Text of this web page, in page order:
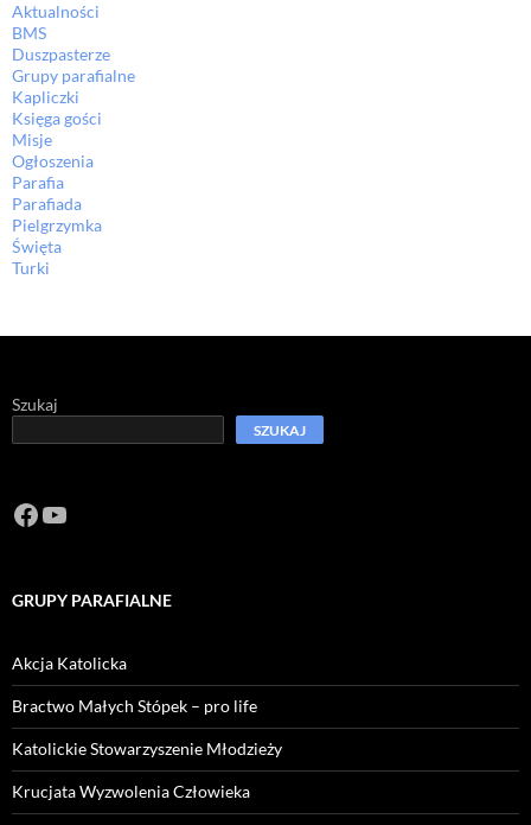
Aktualności
BMS
Duszpasterze
Grupy parafialne
Kapliczki
Księga gości
Misje
Ogłoszenia
Parafia
Parafiada
Pielgrzymka
Święta
Turki
Szukaj
SZUKAJ
Facebook
https://www.youtube.com/channel/
GRUPY PARAFIALNE
Akcja Katolicka
Bractwo Małych Stópek – pro life
Katolickie Stowarzyszenie Młodzieży
Krucjata Wyzwolenia Człowieka